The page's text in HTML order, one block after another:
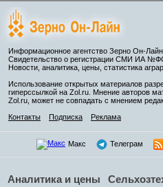
Информационное агентство Зерно Он-Лайн.
Свидетельство о регистрации СМИ ИА
Новости, аналитика, цены, статистика
Использование открытых материалов
гиперссылкой на Zol.ru. Мнение авторов
Zol.ru, может не совпадать с мнением
Контакты
Подписка Реклама
Макс Телеграм
Аналитика и цены